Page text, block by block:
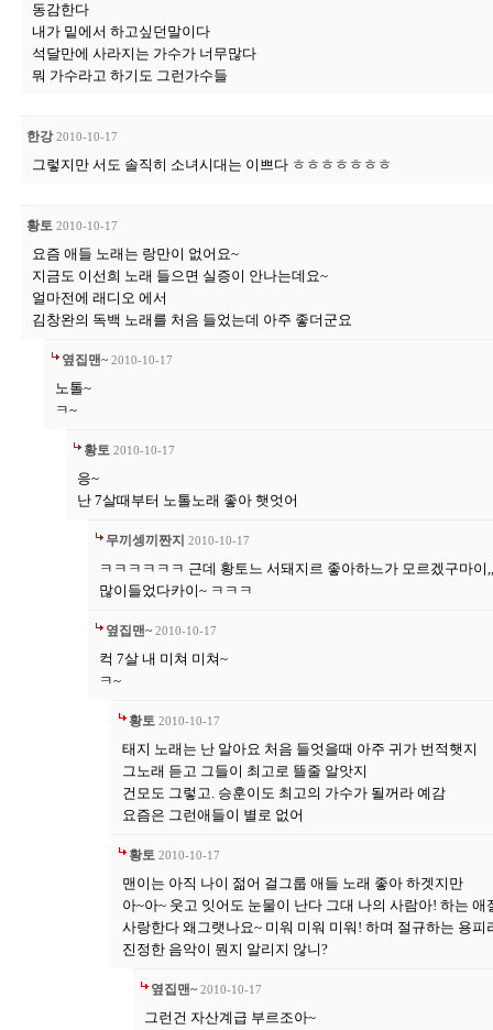
동감한다
내가 밑에서 하고싶던말이다
석달만에 사라지는 가수가 너무많다
뭐 가수라고 하기도 그런가수들
한강 2010-10-17
그렇지만 서도 솔직히 소녀시대는 이쁘다 ㅎㅎㅎㅎㅎㅎㅎ
황토 2010-10-17
요즘 애들 노래는 랑만이 없어요~
지금도 이선희 노래 들으면 실증이 안나는데요~
얼마전에 래디오 에서
김창완의 독백 노래를 처음 들었는데 아주 좋더군요
옆집맨~ 2010-10-17
노톨~
ㅋ~
황토 2010-10-17
응~
난 7살때부터 노톨노래 좋아 햇엇어
무끼셍끼짠지 2010-10-17
ㅋㅋㅋㅋㅋㅋ 근데 황토느 서돼지르 좋아하느가 모르겠구마
많이들었다카이~ ㅋㅋㅋ
옆집맨~ 2010-10-17
컥 7살 내 미쳐 미쳐~
ㅋ~
황토 2010-10-17
태지 노래는 난 알아요 처음 들엇을때 아주 귀가 번적햇지
그노래 듣고 그들이 최고로 뜰줄 알앗지
건모도 그렇고. 승훈이도 최고의 가수가 될꺼라 예감
요즘은 그런애들이 별로 없어
황토 2010-10-17
맨이는 아직 나이 젊어 걸그룹 애들 노래 좋아 하겟지만
아~아~ 웃고 잇어도 눈물이 난다 그대 나의 사람아! 하는 애
사랑한다 왜그랫나요~ 미워 미워 미워! 하며 절규하는 용피
진정한 음악이 뭔지 알리지 않니?
옆집맨~ 2010-10-17
그런건 자산계급 부르조아~